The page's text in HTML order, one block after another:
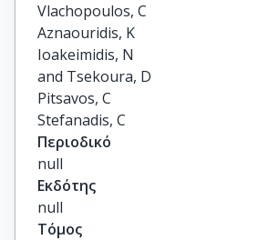
Vlachopoulos, C
Aznaouridis, K
Ioakeimidis, N
and Tsekoura, D
Pitsavos, C
Stefanadis, C
Περιοδικό
null
Εκδότης
null
Τόμος